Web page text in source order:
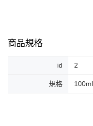
商品規格
id 2
規格 100ml